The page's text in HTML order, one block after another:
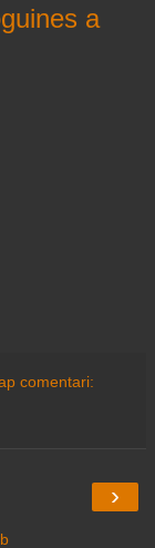
a
comentari:
›